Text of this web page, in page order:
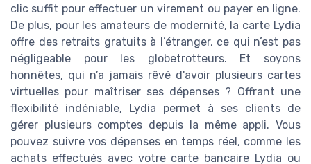
clic suffit pour effectuer un virement ou payer en ligne.
De plus, pour les amateurs de modernité, la carte Lydia
offre des retraits gratuits à l’étranger, ce qui n’est pas
négligeable pour les globetrotteurs. Et soyons
honnêtes, qui n’a jamais rêvé d'avoir plusieurs cartes
virtuelles pour maîtriser ses dépenses ? Offrant une
flexibilité indéniable, Lydia permet à ses clients de
gérer plusieurs comptes depuis la même appli. Vous
pouvez suivre vos dépenses en temps réel, comme les
achats effectués avec votre carte bancaire Lydia ou